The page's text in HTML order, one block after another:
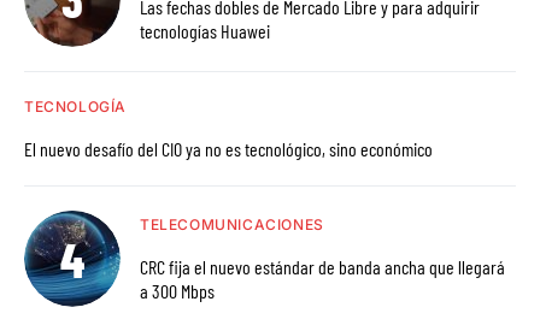
Las fechas dobles de Mercado Libre y para adquirir
tecnologías Huawei
TECNOLOGÍA
El nuevo desafío del CIO ya no es tecnológico, sino económico
TELECOMUNICACIONES
CRC fija el nuevo estándar de banda ancha que llegará
a 300 Mbps